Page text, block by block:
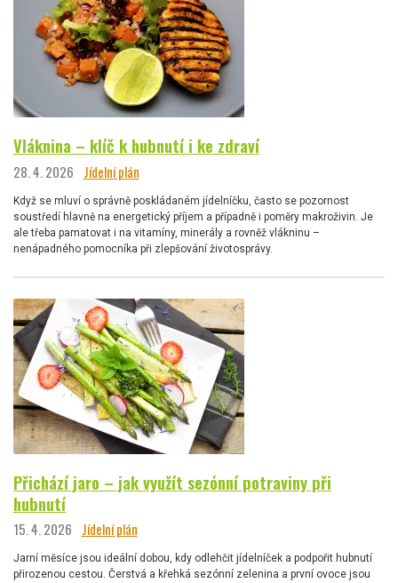
Vláknina – klíč k hubnutí i ke zdraví
28. 4. 2026 Jídelní plán
Když se mluví o správně poskládaném jídelníčku, často se pozornost
soustředí hlavně na energetický příjem a případně i poměry makroživin. Je
ale třeba pamatovat i na vitamíny, minerály a rovněž vlákninu –
nenápadného pomocníka při zlepšování životosprávy.
Přichází jaro – jak využít sezónní potraviny při
hubnutí
15. 4. 2026 Jídelní plán
Jarní měsíce jsou ideální dobou, kdy odlehčit jídelníček a podpořit hubnutí
přirozenou cestou. Čerstvá a křehká sezónní zelenina a první ovoce jsou